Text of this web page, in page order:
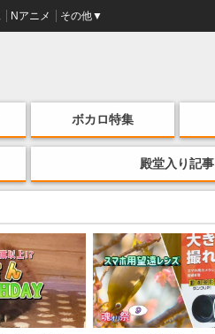
Nアニメ その他▼
ボカロ特集
殿堂入り記事